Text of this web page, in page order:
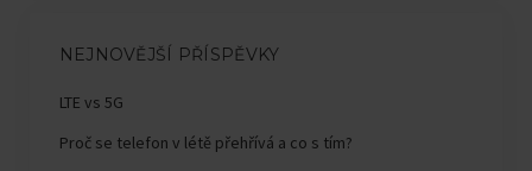
NEJNOVĚJŠÍ PŘÍSPĚVKY
LTE vs 5G
Proč se telefon v létě přehřívá a co s tím?